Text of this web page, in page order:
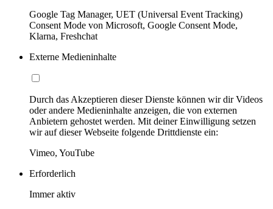
Google Tag Manager, UET (Universal Event Tracking)
Consent Mode von Microsoft, Google Consent Mode,
Klarna, Freshchat
Externe Medieninhalte
Durch das Akzeptieren dieser Dienste können wir dir Videos
oder andere Medieninhalte anzeigen, die von externen
Anbietern gehostet werden. Mit deiner Einwilligung setzen
wir auf dieser Webseite folgende Drittdienste ein:
Vimeo, YouTube
Erforderlich
Immer aktiv